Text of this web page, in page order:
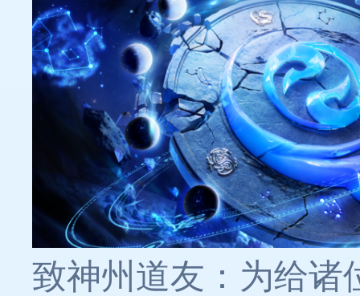
致神州道友：为给诸